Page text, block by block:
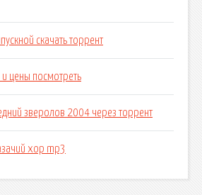
скачать торрент
цены посмотреть
зверолов 2004 через торрент
хор mp3